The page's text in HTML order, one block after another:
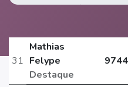
31
Mathias
Felype
Destaque
9744